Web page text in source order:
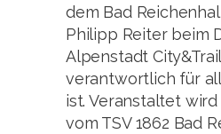
dem Bad
Philipp Reiter beim
Alpenstadt City&Trail
verantwortlich für
ist. Veranstaltet
vom TSV 1862 Bad